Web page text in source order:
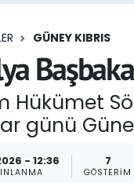
GÜNEY KIBRIS
Hükümet
günü
- 12:36 7
GÖSTERIM